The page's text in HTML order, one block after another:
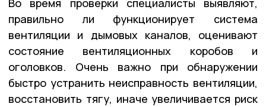
Во время проверки специалисты выявляют,
правильно ли функционирует система
вентиляции и дымовых каналов, оценивают
состояние вентиляционных коробов и
оголовков. Очень важно при обнаружении
быстро устранить неисправность вентиляции,
восстановить тягу, иначе увеличивается риск